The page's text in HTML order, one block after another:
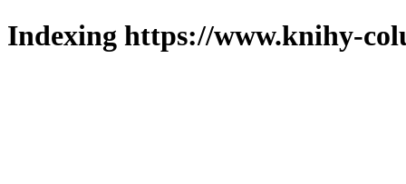
Indexing https://www.knihy-